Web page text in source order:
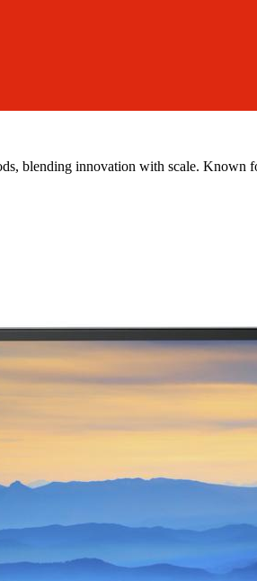
blending innovation with scale.